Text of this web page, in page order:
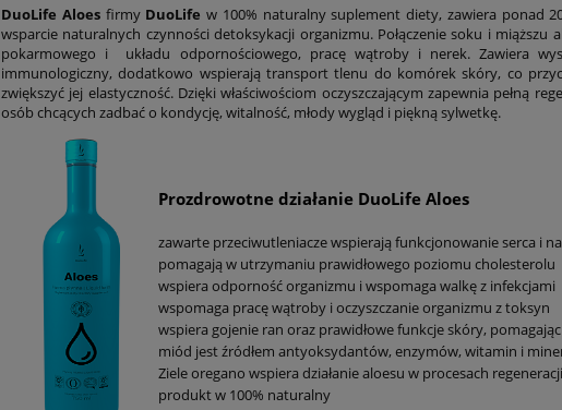
DuoLife Aloes firmyDuoLife w 100% naturalny suplement diety, zawiera ponad
wsparcie naturalnych czynności detoksykacji organizmu. Połączenie soku i
pokarmowego i układu odpornościowego, pracę wątroby i nerek. Zawiera
immunologiczny, dodatkowo wspierają transport tlenu do komórek skóry, co
zwiększyć jej elastyczność. Dzięki właściwościom oczyszczającym zapewnia pełną
osób chcących zadbać o kondycję, witalność, młody wygląd i piękną sylwetkę.
Prozdrowotne działanie DuoLife Aloes
zawarte przeciwutleniacze wspierają funkcjonowanie serca i
pomagają w utrzymaniu prawidłowego poziomu cholesterolu
wspiera odporność organizmu i wspomaga walkę z infekcjami
wspomaga pracę wątroby i oczyszczanie organizmu z toksyn
wspiera gojenie ran oraz prawidłowe funkcje skóry,
miód jest źródłem antyoksydantów, enzymów, witamin i
Ziele oregano wspiera działanie aloesu w procesach
produkt w 100% naturalny